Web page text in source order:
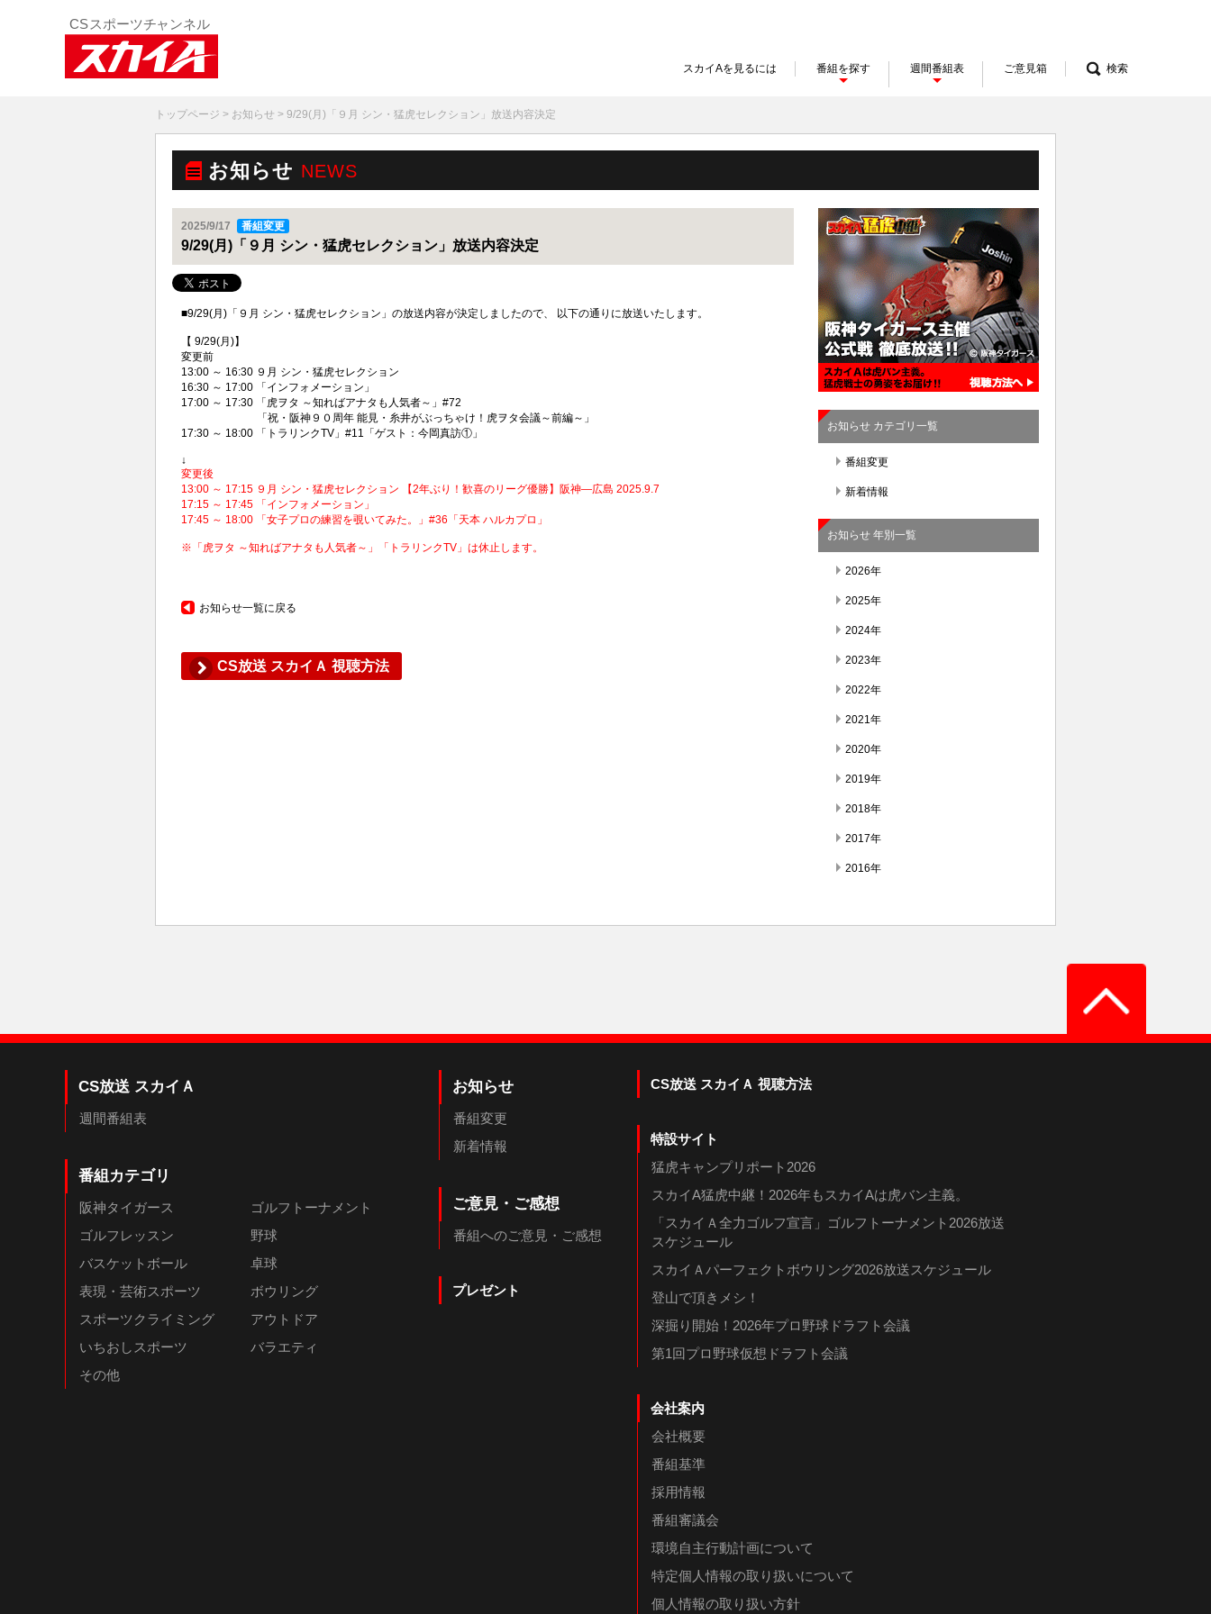
スカイAを見るには 番組を探す 週間番組表 ご意見箱 検索
トップページ > お知らせ > 9/29(月)「９月 シン・猛虎セレクション」放送内容決定
お知らせ NEWS
2025/9/17 番組変更
9/29(月)「９月 シン・猛虎セレクション」放送内容決定
■9/29(月)「９月 シン・猛虎セレクション」の放送内容が決定しましたので、 以下の通りに放送いたします。
【 9/29(月)】
変更前
13:00 ～ 16:30 ９月 シン・猛虎セレクション
16:30 ～ 17:00 「インフォメーション」
17:00 ～ 17:30 「虎ヲタ ～知ればアナタも人気者～」#72
「祝・阪神９０周年 能見・糸井がぶっちゃけ！虎ヲタ会議～前編～」
17:30 ～ 18:00 「トラリンクTV」#11「ゲスト：今岡真訪①」
↓
変更後
13:00 ～ 17:15 ９月 シン・猛虎セレクション 【2年ぶり！歓喜のリーグ優勝】阪神―広島 2025.9.7
17:15 ～ 17:45 「インフォメーション」
17:45 ～ 18:00 「女子プロの練習を覗いてみた。」#36「天本 ハルカプロ」
※「虎ヲタ ～知ればアナタも人気者～」「トラリンクTV」は休止します。
お知らせ一覧に戻る
CS放送 スカイＡ 視聴方法
お知らせ カテゴリ一覧
番組変更
新着情報
お知らせ 年別一覧
2026年
2025年
2024年
2023年
2022年
2021年
2020年
2019年
2018年
2017年
2016年
CS放送 スカイＡ
週間番組表
番組カテゴリ
阪神タイガース
ゴルフトーナメント
ゴルフレッスン
野球
バスケットボール
卓球
表現・芸術スポーツ
ボウリング
スポーツクライミング
アウトドア
いちおしスポーツ
バラエティ
その他
お知らせ
番組変更
新着情報
ご意見・ご感想
番組へのご意見・ご感想
プレゼント
CS放送 スカイＡ 視聴方法
特設サイト
猛虎キャンプリポート2026
スカイA猛虎中継！2026年もスカイAは虎バン主義。
「スカイＡ全力ゴルフ宣言」ゴルフトーナメント2026放送
スケジュール
スカイＡパーフェクトボウリング2026放送スケジュール
登山で頂きメシ！
深掘り開始！2026年プロ野球ドラフト会議
第1回プロ野球仮想ドラフト会議
会社案内
会社概要
番組基準
採用情報
番組審議会
環境自主行動計画について
特定個人情報の取り扱いについて
個人情報の取り扱い方針